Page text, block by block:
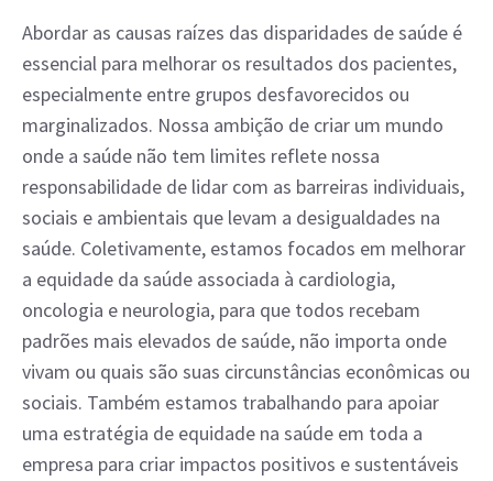
Abordar as causas raízes das disparidades de saúde é
essencial para melhorar os resultados dos pacientes,
especialmente entre grupos desfavorecidos ou
marginalizados. Nossa ambição de criar um mundo
onde a saúde não tem limites reflete nossa
responsabilidade de lidar com as barreiras individuais,
sociais e ambientais que levam a desigualdades na
saúde. Coletivamente, estamos focados em melhorar
a equidade da saúde associada à cardiologia,
oncologia e neurologia, para que todos recebam
padrões mais elevados de saúde, não importa onde
vivam ou quais são suas circunstâncias econômicas ou
sociais. Também estamos trabalhando para apoiar
uma estratégia de equidade na saúde em toda a
empresa para criar impactos positivos e sustentáveis